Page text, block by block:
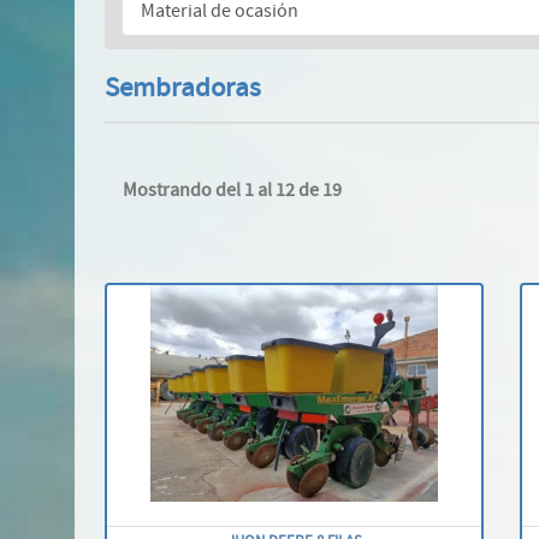
Material de ocasión
Sembradoras
Mostrando del 1 al 12 de 19